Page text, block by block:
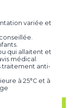
variée et
qui allaitent et
médical.
traitement anti-
à 25°C et à